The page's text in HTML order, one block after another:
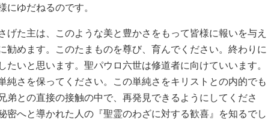
にゆだねるのです。
た主は、このような美と豊かさをもって皆様に報いを与え
勧めます。このたまものを尊び、育んでください。終わりに
たいと思います。聖パウロ六世は修道者に向けていいます。
純さを保ってください。この単純さをキリストとの内的でも
弟との直接の接触の中で、再発見できるようにしてくださ
密へと導かれた人の『聖霊のわざに対する歓喜』を知るでし